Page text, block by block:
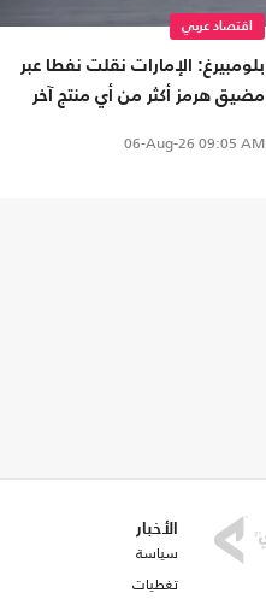
اقتصاد عربي
بلومبيرغ: الإمارات نقلت نفطا عبر
مضيق هرمز أكثر من أي منتج آخر
06-Aug-26 09:05 AM
الأخبار
سياسة
تغطيات